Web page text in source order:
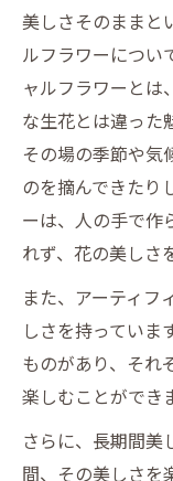
美しさそのままと
ルフラワーについ
ャルフラワーとは
な生花とは違った
その場の季節や気
のを摘んできたり
ーは、人の手で作
れず、花の美しさ
また、アーティフ
しさを持っていま
ものがあり、それ
楽しむことができ
さらに、長期間美
間、その美しさを